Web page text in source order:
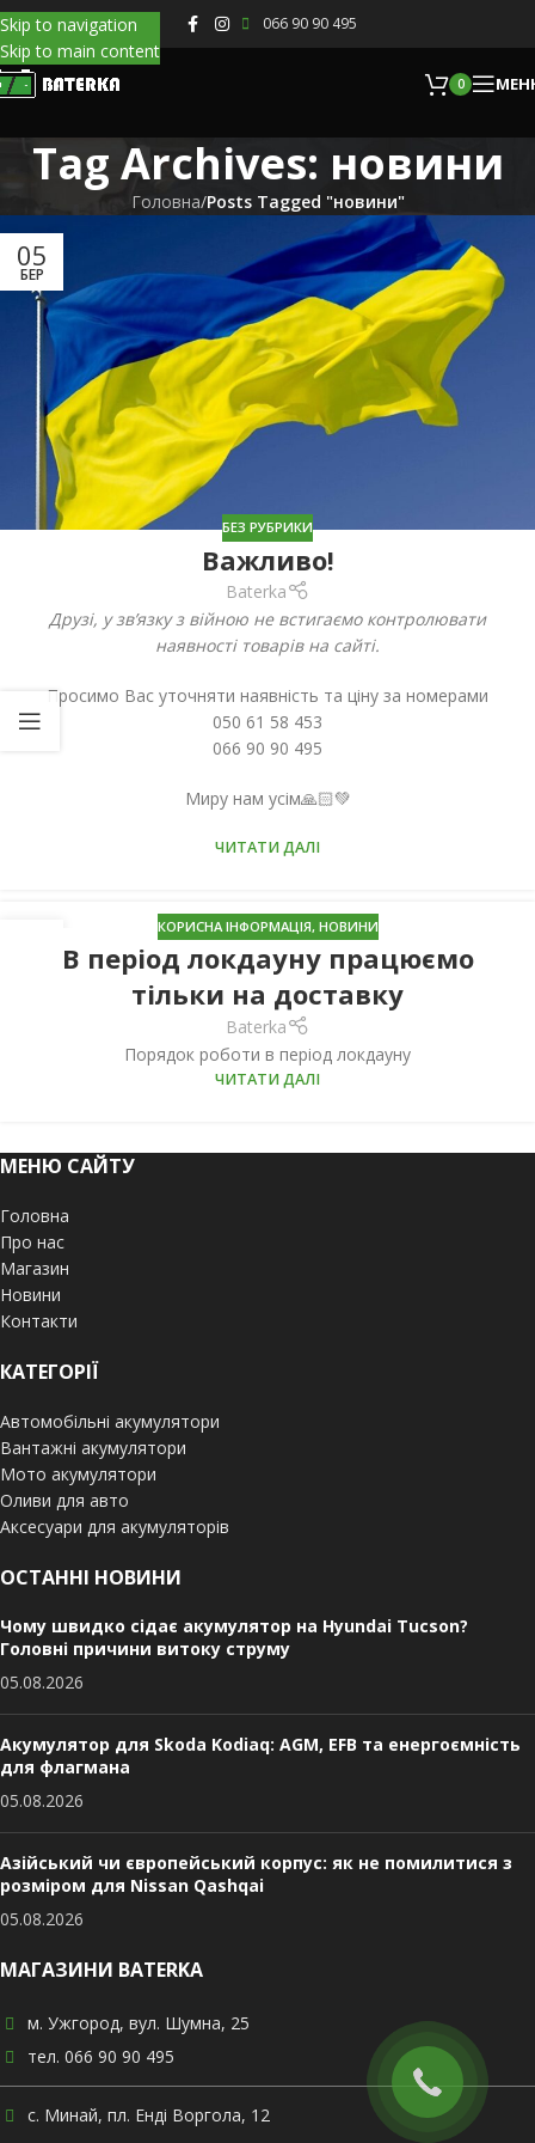
Skip to navigation
Skip to main content
066 90 90 495
0
Tag Archives: новини
Головна/Posts Tagged "новини"
05
БЕР
БЕЗ РУБРИКИ
Важливо!
Baterka
Друзі, у зв’язку з війною не встигаємо контролювати
наявності товарів на сайті.
Просимо Вас уточняти наявність та ціну за номерами
050 61 58 453
066 90 90 495
Миру нам усім🙏🏻💚
ЧИТАТИ ДАЛІ
КОРИСНА ІНФОРМАЦІЯ, НОВИНИ
В період локдауну працюємо
тільки на доставку
Baterka
Порядок роботи в період локдауну
ЧИТАТИ ДАЛІ
МЕНЮ САЙТУ
Головна
Про нас
Магазин
Новини
Контакти
КАТЕГОРІЇ
Автомобільні акумулятори
Вантажні акумулятори
Мото акумулятори
Оливи для авто
Аксесуари для акумуляторів
ОСТАННІ НОВИНИ
Чому швидко сідає акумулятор на Hyundai Tucson?
Головні причини витоку струму
05.08.2026
Акумулятор для Skoda Kodiaq: AGM, EFB та енергоємність
для флагмана
05.08.2026
Азійський чи європейський корпус: як не помилитися з
розміром для Nissan Qashqai
05.08.2026
МАГАЗИНИ BATERKA
м. Ужгород, вул. Шумна, 25
тел. 066 90 90 495
с. Минай, пл. Енді Воргола, 12